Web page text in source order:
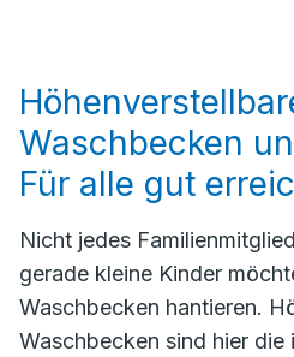
Waschbecken
Für alle gut
Nicht jedes
gerade kleine Kinder
Waschbecken hantieren.
Waschbecken sind hier die